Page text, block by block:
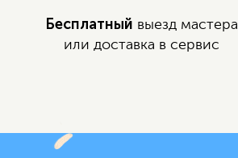
Бесплатный выезд мастера
или доставка в сервис